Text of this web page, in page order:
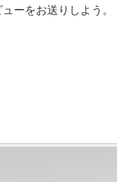
ーをお送りしよう。